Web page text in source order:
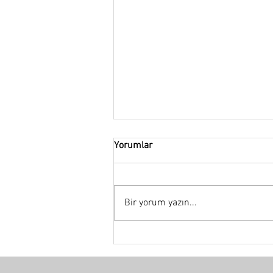
Yorumlar
Bir yorum yazın...